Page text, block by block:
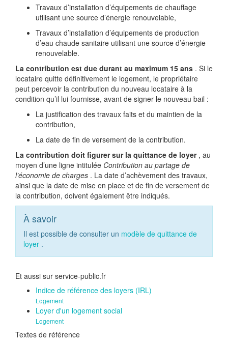
Travaux d’installation d’équipements de chauffage
utilisant une source d’énergie renouvelable,
Travaux d’installation d’équipements de production
d’eau chaude sanitaire utilisant une source d’énergie
renouvelable.
La contribution est due durant au maximum 15 ans . Si le
locataire quitte définitivement le logement, le propriétaire
peut percevoir la contribution du nouveau locataire à la
condition qu’il lui fournisse, avant de signer le nouveau bail :
La justification des travaux faits et du maintien de la
contribution,
La date de fin de versement de la contribution.
La contribution doit figurer sur la quittance de loyer , au
moyen d’une ligne intitulée Contribution au partage de
l’économie de charges . La date d’achèvement des travaux,
ainsi que la date de mise en place et de fin de versement de
la contribution, doivent également être indiqués.
À savoir
Il est possible de consulter un modèle de quittance de
loyer .
Et aussi sur service-public.fr
Indice de référence des loyers (IRL)
Logement
Loyer d'un logement social
Logement
Textes de référence